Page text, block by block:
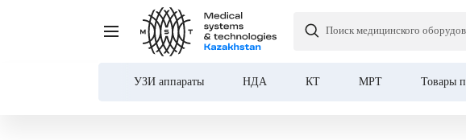
Поиск медицинского
УЗИ аппараты НДА КТ МРТ Товары